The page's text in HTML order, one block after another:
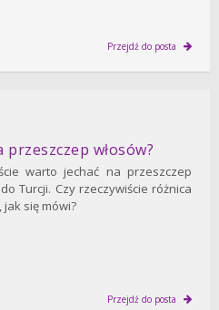
Przejdź do posta
włosów?
warto jechać na przeszczep
Turcji. Czy rzeczywiście różnica
się mówi?
Przejdź do posta